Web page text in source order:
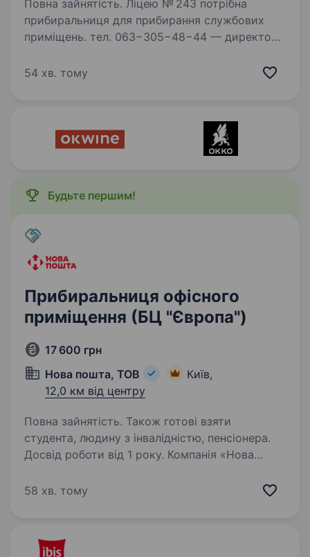
Повна зайнятість. Ліцею № 243 потрібна
прибиральниця для прибирання службових
приміщень. тел. 063−305−48−44 — директор
54 хв. тому
Будьте першим!
Прибиральниця офісного
приміщення (БЦ "Європа")
17 600 грн
Нова пошта, ТОВ
Київ,
12,0 км від центру
Повна зайнятість. Також готові взяти
студента, людину з інвалідністю, пенсіонера.
Досвід роботи від 1 року. Компанія «Нова
по Україні. Наша команда постійно зростає, і
оплачувані відпустки, лікарняні;…
58 хв. тому